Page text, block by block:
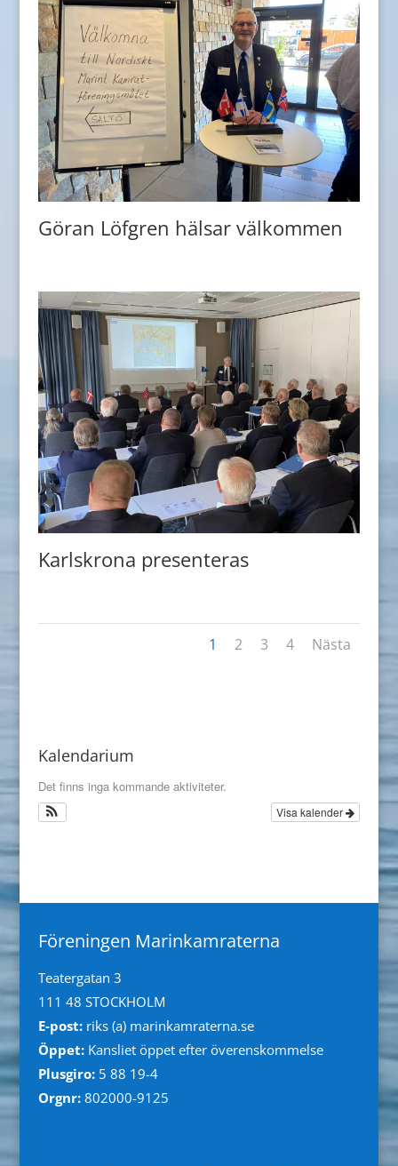
Göran Löfgren hälsar välkommen
Karlskrona presenteras
1 2 3 4 Nästa
Kalendarium
Det finns inga kommande aktiviteter.
Visa kalender
Föreningen Marinkamraterna
Teatergatan 3
111 48 STOCKHOLM
E-post:riks (a) marinkamraterna.se
Öppet:Kansliet öppet efter överenskommelse
Plusgiro:5 88 19-4
Orgnr:802000-9125